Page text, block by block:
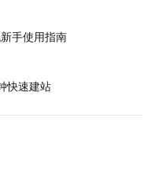
手使用指南
快速建站